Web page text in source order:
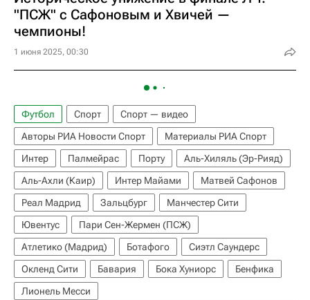
"ПСЖ" с Сафоновым и Хвичей —
чемпионы!
1 июня 2025, 00:30
Футбол Спорт
Спорт — видео
Авторы РИА Новости Спорт
Материалы РИА Спорт
Интер
Палмейрас Порту
Аль-Хиляль (Эр-Рияд)
Аль-Ахли (Каир)
Интер Майами
Матвей Сафонов
Реал Мадрид
Зальцбург
Манчестер Сити
Ювентус
Пари Сен-Жермен (ПСЖ)
Атлетико (Мадрид)
Ботафого
Сиэтл Саундерс
Окленд Сити
Бавария Бока Хуниорс
Бенфика
Лионель Месси